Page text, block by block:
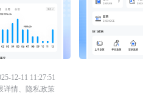
12-11 11:27:51
详情、 隐私政策